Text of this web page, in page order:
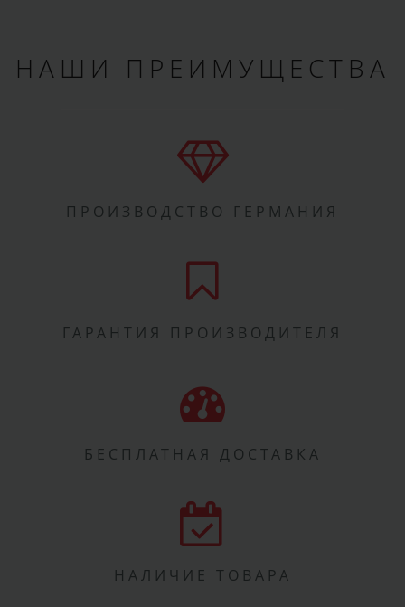
НАШИ ПРЕИМУЩЕСТВА
ПРОИЗВОДСТВО ГЕРМАНИЯ
ГАРАНТИЯ ПРОИЗВОДИТЕЛЯ
БЕСПЛАТНАЯ ДОСТАВКА
НАЛИЧИЕ ТОВАРА